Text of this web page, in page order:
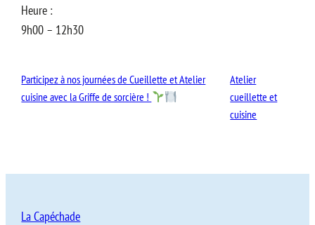
Heure :
9h00 – 12h30
Participez à nos journées de Cueillette et Atelier
cuisine avec la Griffe de sorcière !
Atelier
cueillette et
cuisine
La Capéchade